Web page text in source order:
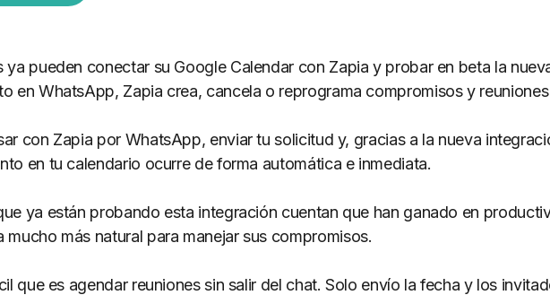
ya pueden conectar su Google Calendar con Zapia y probar en beta la
en WhatsApp, Zapia crea, cancela o reprograma compromisos y
con Zapia por WhatsApp, enviar tu solicitud y, gracias a la nueva
en tu calendario ocurre de forma automática e inmediata.
ya están probando esta integración cuentan que han ganado en
mucho más natural para manejar sus compromisos.
que es agendar reuniones sin salir del chat. Solo envío la fecha y los